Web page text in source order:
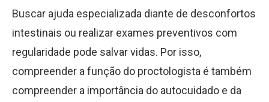
Buscar ajuda especializada diante de desconfortos
intestinais ou realizar exames preventivos com
regularidade pode salvar vidas. Por isso,
compreender a função do proctologista é também
compreender a importância do autocuidado e da